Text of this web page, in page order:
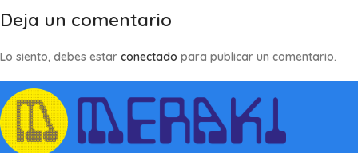
Deja un comentario
Lo siento, debes estar conectado para publicar un comentario.